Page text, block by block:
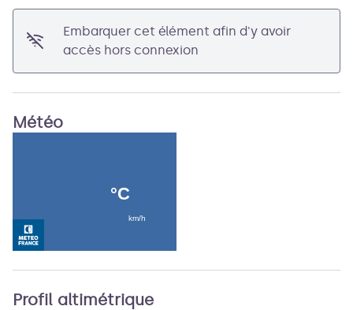
Embarquer cet élément afin d'y avoir
accès hors connexion
Météo
Profil altimétrique